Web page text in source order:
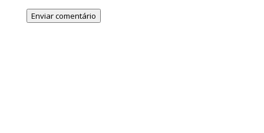
Enviar comentário